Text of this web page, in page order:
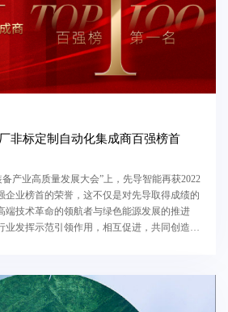
非标定制自动化集成商百强榜首
产业高质量发展大会”上，先导智能再获2022
企业榜首的荣誉，这不仅是对先导取得成绩的
端技术革命的领航者与绿色能源发展的推进
发挥示范引领作用，相互促进，共同创造行